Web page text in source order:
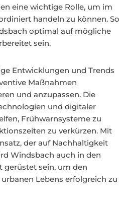
eine wichtige Rolle, um im
handeln zu können. So
optimal auf mögliche
sein.
Entwicklungen und Trends
Maßnahmen
und anzupassen. Die
und digitaler
Frühwarnsysteme zu
zu verkürzen. Mit
der auf Nachhaltigkeit
Windsbach auch in den
gerüstet sein, um den
Lebens erfolgreich zu